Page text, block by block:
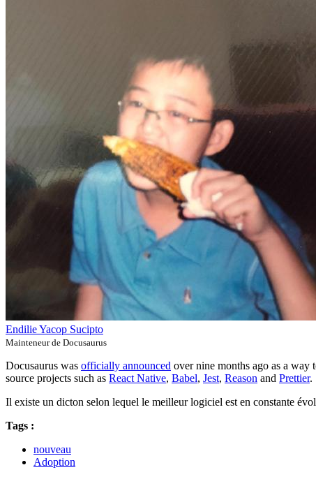
Endilie Yacop Sucipto
Mainteneur de Docusaurus
Docusaurus was officially announced over nine months ago as a way
source projects such as React Native, Babel, Jest, Reason and Prettier.
Il existe un dicton selon lequel le meilleur logiciel est en constante
Tags :
nouveau
Adoption